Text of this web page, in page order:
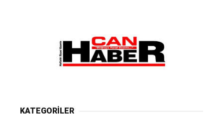
KATEGORİLER